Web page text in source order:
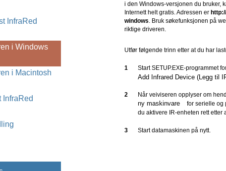
i den Windows-versjonen du bruker,
Internett helt gratis. Adressen er
windows. Bruk søkefunksjonen på
riktige driveren.
Utfør følgende trinn etter at du har
1 Start SETUP.EXE-programmet
Add Infrared Device (Legg til
2 Når veiviseren opplyser om
ny maskinvare
for serielle og
du aktivere IR-enheten rett etter
3 Start datamaskinen på nytt.
InfraRed
i Windows
i Macintosh
InfraRed